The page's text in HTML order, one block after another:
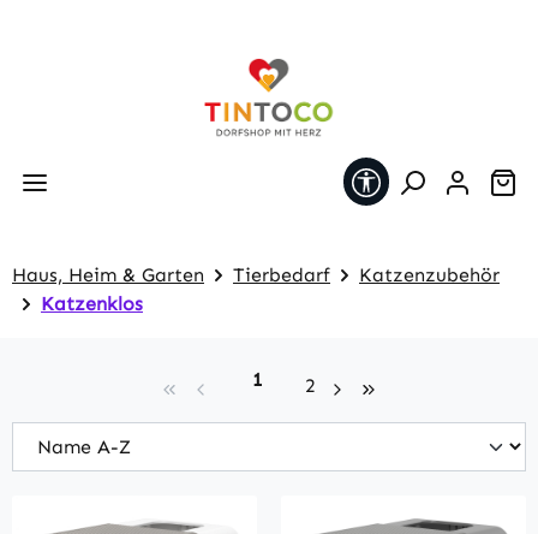
Werkzeugleiste
Haus, Heim & Garten Tierbedarf
Katzenzubehör
Katzenklos
Seite
1 Seite
2